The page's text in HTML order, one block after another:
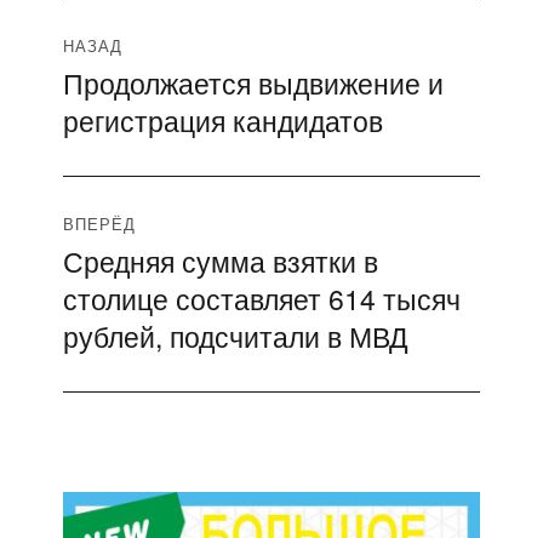
Навигация
по
записям
НАЗАД
Предыдущая
запись:
Продолжается выдвижение и
регистрация кандидатов
ВПЕРЁД
Следующая
запись:
Средняя сумма взятки в
столице составляет 614 тысяч
рублей, подсчитали в МВД